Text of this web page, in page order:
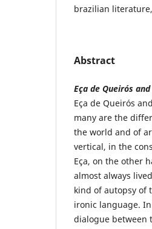
brazilian
Abstract
Eça de Queirós
Eça de Queirós
many are the
the world and of
vertical, in the
Eça, on the other
almost always
kind of autopsy of
ironic language.
dialogue between